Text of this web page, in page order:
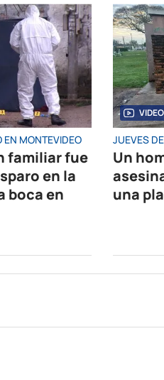
EN MONTEVIDEO
familiar fue
en la
boca en
VIDEO
JUEVES
Un
una